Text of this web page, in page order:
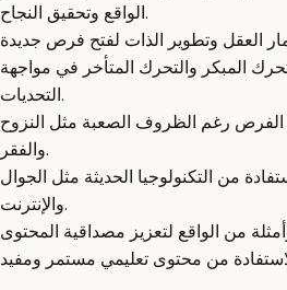
الواقع وتحقيق النجاح.
المبكر والتحرك المتأخر في مواجهة
التحديات.
الفرص رغم الظروف الصعبة مثل النزوح
والفقر.
من التكنولوجيا الحديثة مثل الجوال
والإنترنت.